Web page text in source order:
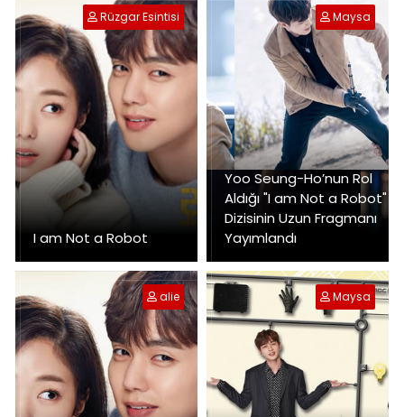
I am Not a Robot
Rüzgar Esintisi
Yoo Seung-Ho’nun Rol
Aldığı "I am Not a Robot"
Dizisinin Uzun Fragmanı
Yayımlandı
Maysa
alie Maysa